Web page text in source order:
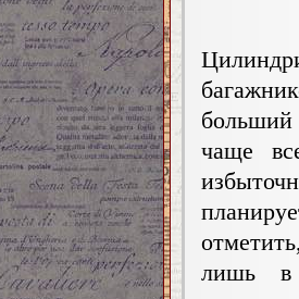
чаще
лишь в